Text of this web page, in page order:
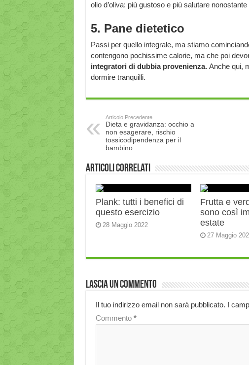
olio d’oliva: più gustoso e più salutare nonostante
5. Pane dietetico
Passi per quello integrale, ma stiamo
contengono pochissime calorie, ma che poi
integratori di dubbia provenienza. Anche qui,
dormire tranquilli.
Articolo Precedente
Dieta e gravidanza: occhio a
non esagerare, rischio
tossicodipendenza per il
bambino
Articoli correlati
Plank: tutti i benefici di
questo esercizio
28 Maggio 2022
Frutta e
sono così
estate
27 Maggio
Lascia un commento
Il tuo indirizzo email non sarà pubblicato. I
Commento *